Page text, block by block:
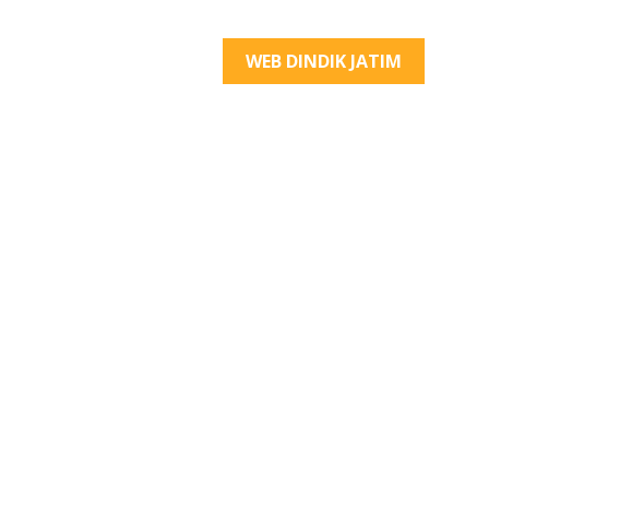
WEB DINDIK JATIM